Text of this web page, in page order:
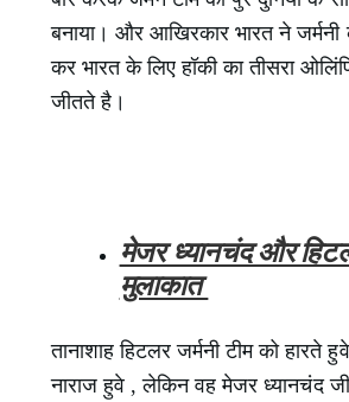
बनाया। और आखिरकार भारत ने जर्मनी
कर भारत के लिए हॉकी का तीसरा
जीतते है।
मेजर ध्यानचंद और
मुलाकात
तानाशाह हिटलर जर्मनी टीम को हारते
नाराज हुवे , लेकिन वह मेजर ध्यानचंद